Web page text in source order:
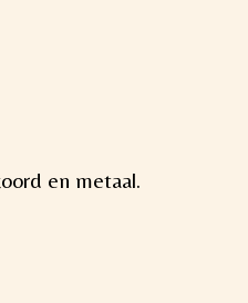
en metaal.